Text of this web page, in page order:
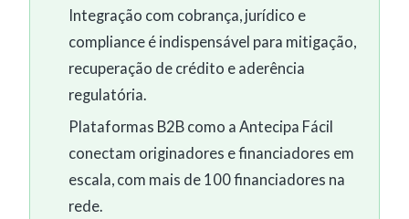
Integração com cobrança, jurídico e
compliance é indispensável para mitigação,
recuperação de crédito e aderência
regulatória.
Plataformas B2B como a Antecipa Fácil
conectam originadores e financiadores em
escala, com mais de 100 financiadores na
rede.